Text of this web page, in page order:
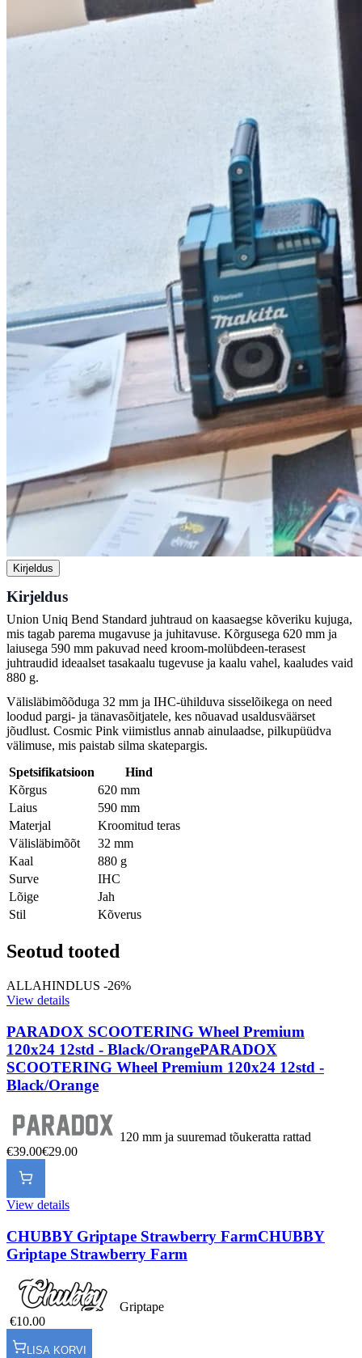
Kirjeldus
Kirjeldus
Union Uniq Bend Standard juhtraud on kaasaegse kõveriku kujuga,
mis tagab parema mugavuse ja juhitavuse. Kõrgusega 620 mm ja
laiusega 590 mm pakuvad need kroom-molübdeen-terasest
juhtraudid ideaalset tasakaalu tugevuse ja kaalu vahel, kaaludes vaid
880 g.
Välisläbimõõduga 32 mm ja IHC-ühilduva sisselõikega on need
loodud pargi- ja tänavasõitjatele, kes nõuavad usaldusväärset
jõudlust. Cosmic Pink viimistlus annab ainulaadse, pilkupüüdva
välimuse, mis paistab silma skatepargis.
Spetsifikatsioon
Hind
Kõrgus
620 mm
Laius
590 mm
Materjal
Kroomitud teras
Välisläbimõõt
32 mm
Kaal
880 g
Surve
IHC
Lõige
Jah
Stil
Kõverus
Seotud tooted
ALLAHINDLUS -26%
View details
PARADOX SCOOTERING Wheel Premium
120x24 12std - Black/OrangePARADOX
SCOOTERING Wheel Premium 120x24 12std -
Black/Orange
120 mm ja suuremad tõukeratta rattad
€39.00€29.00
View details
CHUBBY Griptape Strawberry FarmCHUBBY
Griptape Strawberry Farm
Griptape
€10.00
LISA KORVI